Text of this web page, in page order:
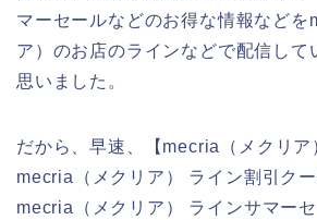
マーセールなどのお得な情報などを
ア）のお店のラインなどで配信して
思いました。
だから、早速、【mecria（メクリア
mecria（メクリア） ライン割引ク
mecria（メクリア） ラインサマー